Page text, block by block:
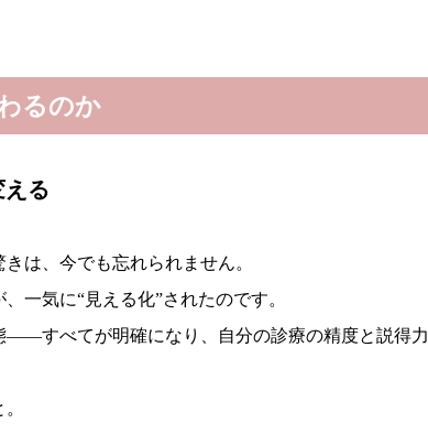
るのか
える
は、今でも忘れられません。
一気に“見える化”されたのです。
——すべてが明確になり、自分の診療の精度と説得力